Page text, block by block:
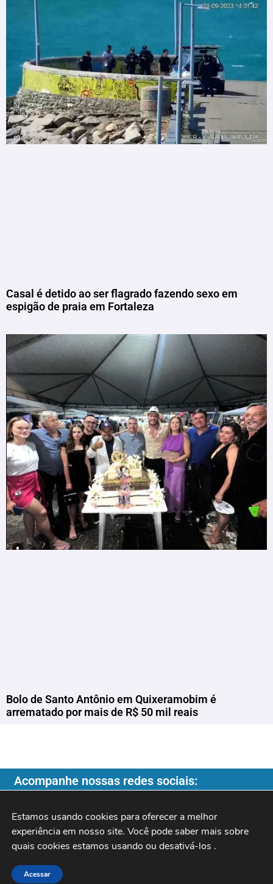
Casal é detido ao ser flagrado fazendo sexo em
espigão de praia em Fortaleza
Bolo de Santo Antônio em Quixeramobim é
arrematado por mais de R$ 50 mil reais
Acompanhe nossas redes sociais:
Copyright ©️ 2026| Programa do Rochinha |
Estamos usando cookies para oferecer a melhor
experiência em nosso site. Você pode saber mais sobre
quais cookies estamos usando ou desativá-los .
Acessar